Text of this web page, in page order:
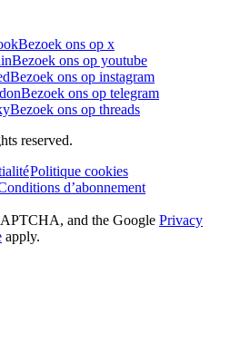
Bezoek ons op x
Bezoek ons op youtube
Bezoek ons op instagram
Bezoek ons op telegram
Bezoek ons op threads
reserved.
Politique cookies
d’abonnement
and the Google Privacy
apply.